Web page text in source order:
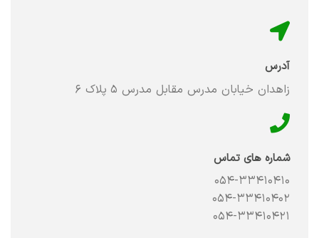
آدرس
زاهدان خیابان مدرس مقابل مدرس ۵ پلاک ۶
شماره های تماس
۰۵۴-۳۳۴۱۰۴۱۰
۰۵۴-۳۳۴۱۰۴۰۲
۰۵۴-۳۳۴۱۰۴۲۱